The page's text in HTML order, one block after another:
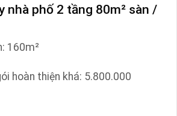
nhà phố 2 tầng 80m² sàn /
160m²
hoàn thiện khá: 5.800.000